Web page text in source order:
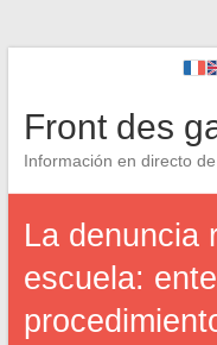
Front des
Información en directo
La denuncia
escuela: